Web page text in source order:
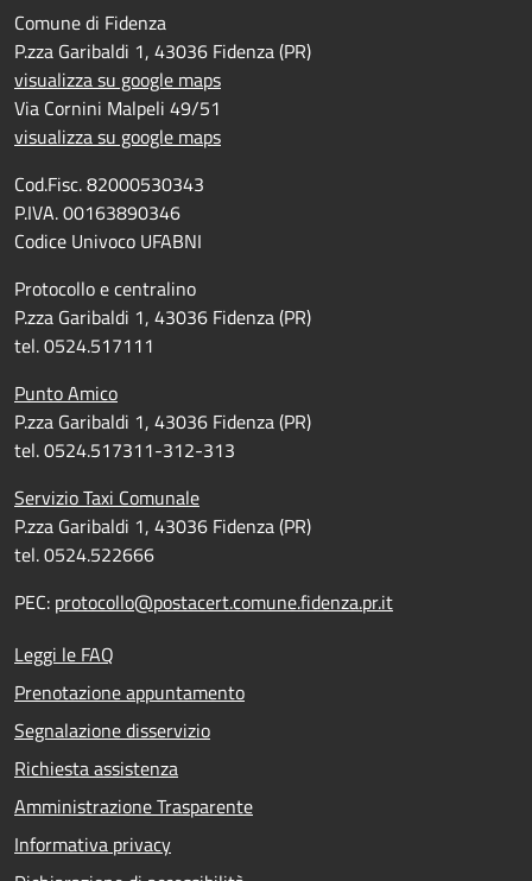
Comune di Fidenza
P.zza Garibaldi 1, 43036 Fidenza (PR)
visualizza su google maps
Via Cornini Malpeli 49/51
visualizza su google maps
Cod.Fisc. 82000530343
P.IVA. 00163890346
Codice Univoco UFABNI
Protocollo e centralino
P.zza Garibaldi 1, 43036 Fidenza (PR)
tel. 0524.517111
Punto Amico
P.zza Garibaldi 1, 43036 Fidenza (PR)
tel. 0524.517311-312-313
Servizio Taxi Comunale
P.zza Garibaldi 1, 43036 Fidenza (PR)
tel. 0524.522666
PEC: protocollo@postacert.comune.fidenza.pr.it
Leggi le FAQ
Prenotazione appuntamento
Segnalazione disservizio
Richiesta assistenza
Amministrazione Trasparente
Informativa privacy